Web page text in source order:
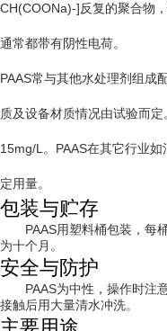
CH(COONa)-]反复的聚合物
通常都带有阴性电荷。
PAAS常与其他水处理剂组成
质及设备材质情况由试验而
15mg/L。PAAS在其它行业
定用量。
包装与贮存
PAAS用塑料桶包装，每
为十个月。
安全与防护
PAAS为中性，操作时注
接触后用大量清水冲洗。